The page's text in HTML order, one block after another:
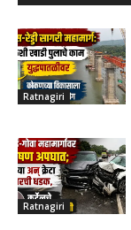
Ratnagiri
Ratnagiri